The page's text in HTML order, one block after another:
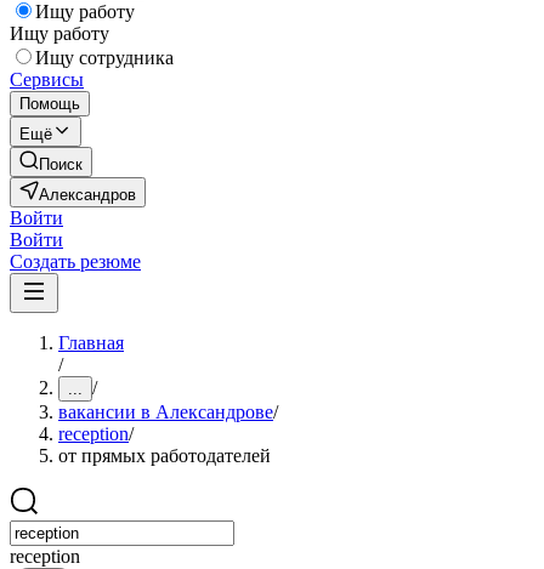
Ищу работу
Ищу работу
Ищу сотрудника
Сервисы
Помощь
Ещё
Поиск
Александров
Войти
Войти
Создать резюме
Главная
/
... /
вакансии в Александрове/
reception/
от прямых работодателей
reception